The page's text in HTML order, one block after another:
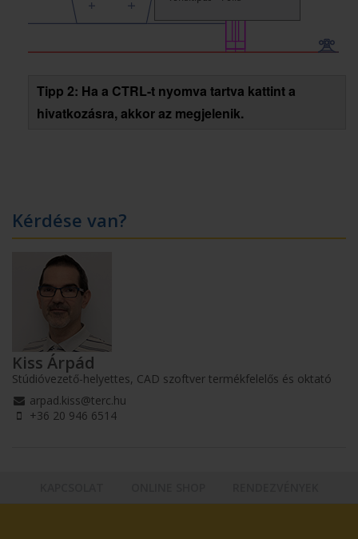
Tipp 2: Ha a CTRL-t nyomva tartva kattint a
hivatkozásra, akkor az megjelenik.
Kérdése van?
Kiss Árpád
Stúdióvezető-helyettes, CAD szoftver termékfelelős és oktató
arpad.kiss@terc.hu
+36 20 946 6514